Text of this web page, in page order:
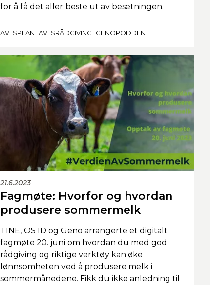
for å få det aller beste ut av besetningen.
AVLSPLAN AVLSRÅDGIVING GENOPODDEN
21.6.2023
Fagmøte: Hvorfor og hvordan
produsere sommermelk
TINE, OS ID og Geno arrangerte et digitalt
fagmøte 20. juni om hvordan du med god
rådgiving og riktige verktøy kan øke
lønnsomheten ved å produsere melk i
sommermånedene. Fikk du ikke anledning til